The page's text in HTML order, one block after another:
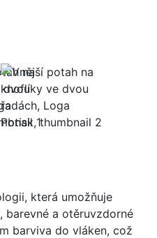
která umožňuje
barevné a otěruvzdorné
barviva do vláken, což